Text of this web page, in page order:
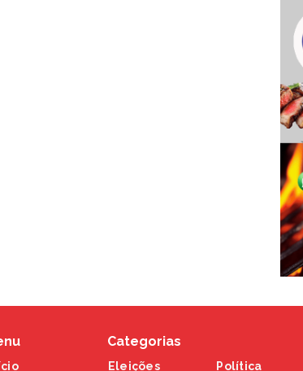
Categorias
Eleições Política